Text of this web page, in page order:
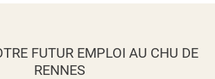
FUTUR EMPLOI AU CHU DE
RENNES